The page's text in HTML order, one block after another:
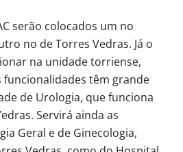
serão colocados um no
no de Torres Vedras. Já o
na unidade torriense,
funcionalidades têm grande
de Urologia, que funciona
Servirá ainda as
Geral e de Ginecologia,